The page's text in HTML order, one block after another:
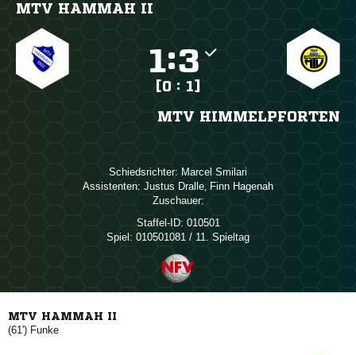
MTV HAMMAH II
:
[0 : 1]
MTV HIMMELPFORTEN
Schiedsrichter:  
Assistenten:  ,  
Zuschauer:
Staffel-ID: 010501
Spiel: 010501081 / 11. Spieltag
MTV HAMMAH II
(61') 